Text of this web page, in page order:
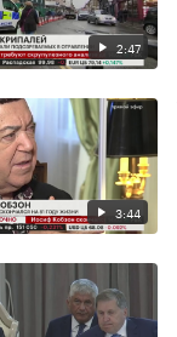
2:47
3:44